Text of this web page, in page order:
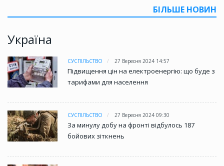
БІЛЬШЕ НОВИН
Україна
СУСПІЛЬСТВО 27 Вересня 2024 14:57
Підвищення цін на електроенергію: що буде з
тарифами для населення
СУСПІЛЬСТВО 27 Вересня 2024 09:30
За минулу добу на фронті відбулось 187
бойових зіткнень